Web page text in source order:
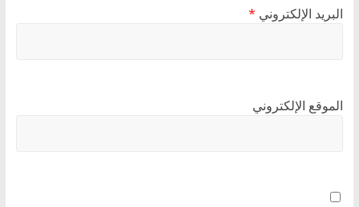
البريد الإلكتروني *
الموقع الإلكتروني